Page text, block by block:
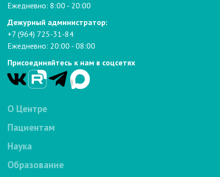
Ежедневно: 8:00 - 20:00
Дежурный администратор:
+7 (964) 725-31-84
Ежедневно: 20:00 - 08:00
Присоединяйтесь к нам в соцсетях
О Центре
Пациентам
Наука
Образование